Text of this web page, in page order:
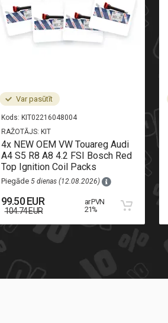
Var pasūtīt
Kods: KIT02216048004
RAŽOTĀJS: KIT
4x NEW OEM VW Touareg Audi
A4 S5 R8 A8 4.2 FSI Bosch Red
Top Ignition Coil Packs
Piegāde 5 dienas (12.08.2026)
99.50 EUR
104.74 EUR
ar PVN
21%